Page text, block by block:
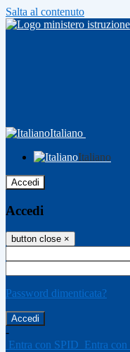
Salta al contenuto
Italiano
Italiano
Accedi
Accedi
button close ×
Password dimenticata?
-
Entra con SPID Entra